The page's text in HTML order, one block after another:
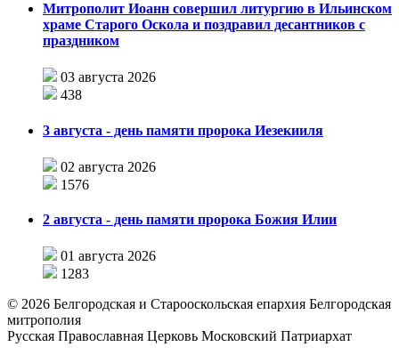
Митрополит Иоанн совершил литургию в Ильинском
храме Старого Оскола и поздравил десантников с
праздником
03 августа 2026
438
3 августа - день памяти пророка Иезекииля
02 августа 2026
1576
2 августа - день памяти пророка Божия Илии
01 августа 2026
1283
© 2026 Белгородская и Старооскольская епархия Белгородская
митрополия
Русская Православная Церковь Московский Патриархат